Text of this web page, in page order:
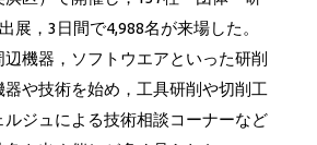
展，3日間で4,988名が来場した。
機器，ソフトウエアといった研削
や技術を始め，工具研削や切削工
ジュによる技術相談コーナーなど